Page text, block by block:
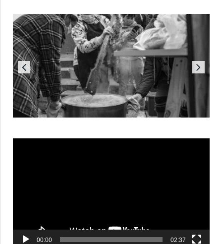
00:00 02:37